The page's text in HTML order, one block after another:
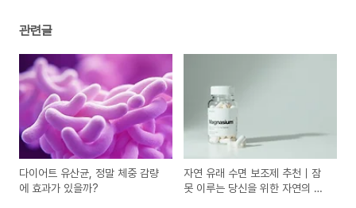
관련글
다이어트 유산균, 정말 체중 감량
에 효과가 있을까?
자연 유래 수면 보조제 추천｜잠
못 이루는 당신을 위한 자연의 솔